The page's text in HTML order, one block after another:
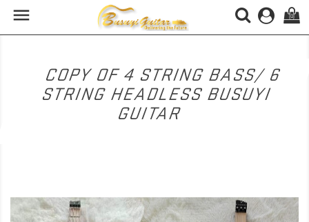
 (0)
COPY OF 4 STRING BASS/ 6
STRING HEADLESS BUSUYI
GUITAR